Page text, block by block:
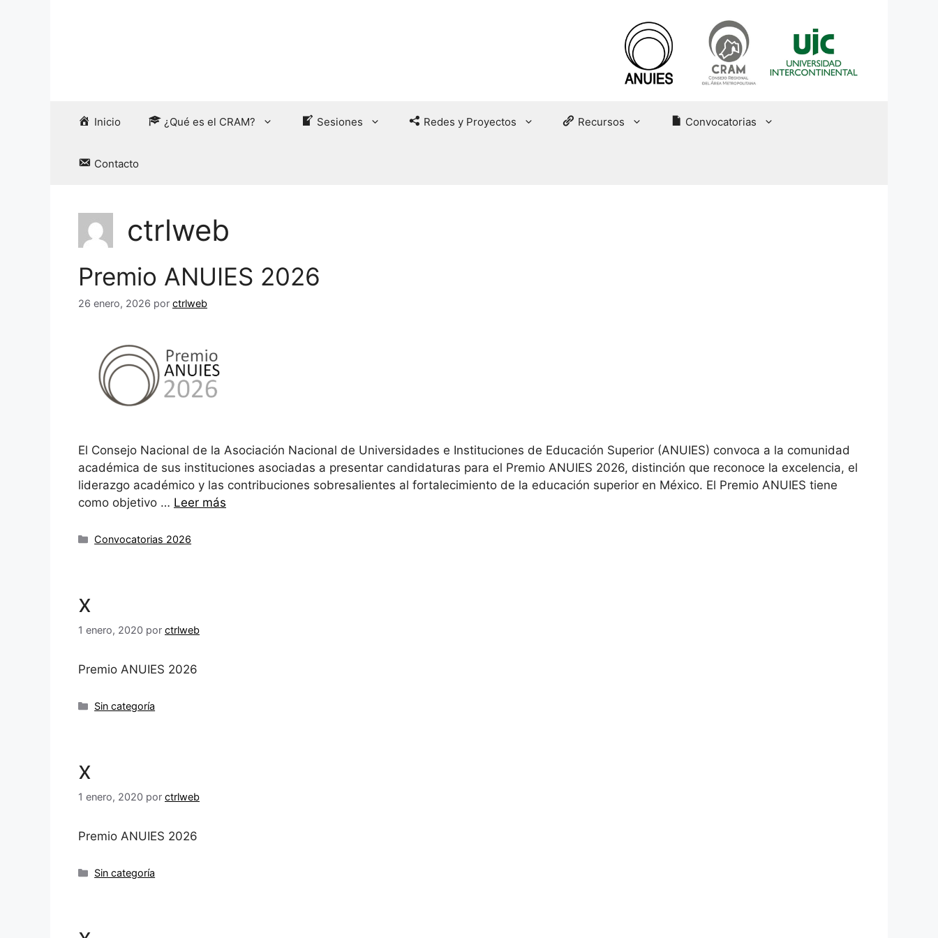
Inicio ¿Qué es el CRAM? Sesiones Redes y Proyectos Recursos Convocatorias
Contacto
ctrlweb
Premio ANUIES 2026
26 enero, 2026 por ctrlweb
El Consejo Nacional de la Asociación Nacional de Universidades e Instituciones de Educación Superior (ANUIES) convoca a la comunidad
académica de sus instituciones asociadas a presentar candidaturas para el Premio ANUIES 2026, distinción que reconoce la excelencia, el
liderazgo académico y las contribuciones sobresalientes al fortalecimiento de la educación superior en México. El Premio ANUIES tiene
como objetivo … Leer más
Categorías
Convocatorias 2026
x
1 enero, 2020 por ctrlweb
Premio ANUIES 2026
Categorías
Sin categoría
x
1 enero, 2020 por ctrlweb
Premio ANUIES 2026
Categorías
Sin categoría